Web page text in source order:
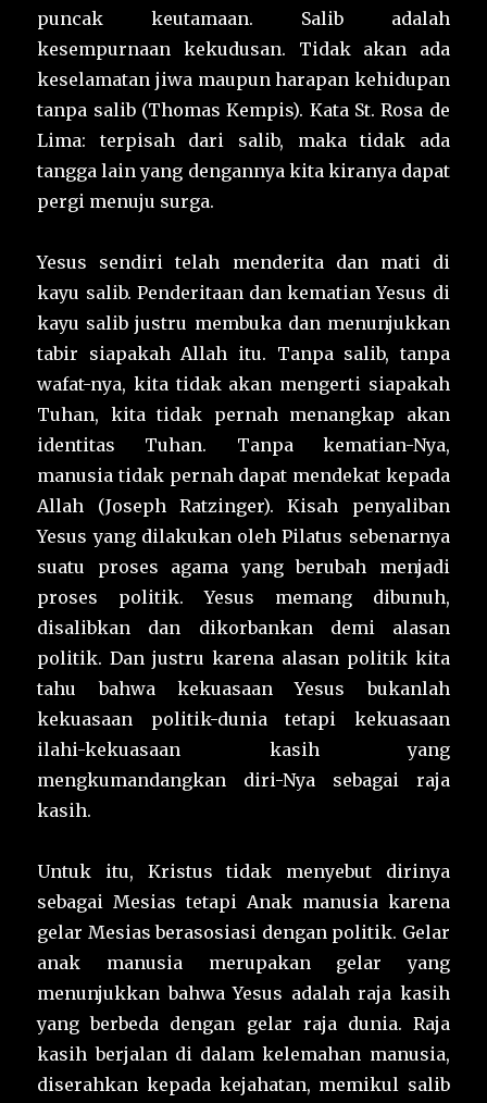
puncak keutamaan. Salib adalah
kesempurnaan kekudusan. Tidak akan ada
keselamatan jiwa maupun harapan kehidupan
tanpa salib (Thomas Kempis). Kata St. Rosa de
Lima: terpisah dari salib, maka tidak ada
tangga lain yang dengannya kita kiranya dapat
pergi menuju surga.
Yesus sendiri telah menderita dan mati di
kayu salib. Penderitaan dan kematian Yesus di
kayu salib justru membuka dan menunjukkan
tabir siapakah Allah itu. Tanpa salib, tanpa
wafat-nya, kita tidak akan mengerti siapakah
Tuhan, kita tidak pernah menangkap akan
identitas Tuhan. Tanpa kematian-Nya,
manusia tidak pernah dapat mendekat kepada
Allah (Joseph Ratzinger). Kisah penyaliban
Yesus yang dilakukan oleh Pilatus sebenarnya
suatu proses agama yang berubah menjadi
proses politik. Yesus memang dibunuh,
disalibkan dan dikorbankan demi alasan
politik. Dan justru karena alasan politik kita
tahu bahwa kekuasaan Yesus bukanlah
kekuasaan politik-dunia tetapi kekuasaan
ilahi-kekuasaan kasih yang
mengkumandangkan diri-Nya sebagai raja
kasih.
Untuk itu, Kristus tidak menyebut dirinya
sebagai Mesias tetapi Anak manusia karena
gelar Mesias berasosiasi dengan politik. Gelar
anak manusia merupakan gelar yang
menunjukkan bahwa Yesus adalah raja kasih
yang berbeda dengan gelar raja dunia. Raja
kasih berjalan di dalam kelemahan manusia,
diserahkan kepada kejahatan, memikul salib